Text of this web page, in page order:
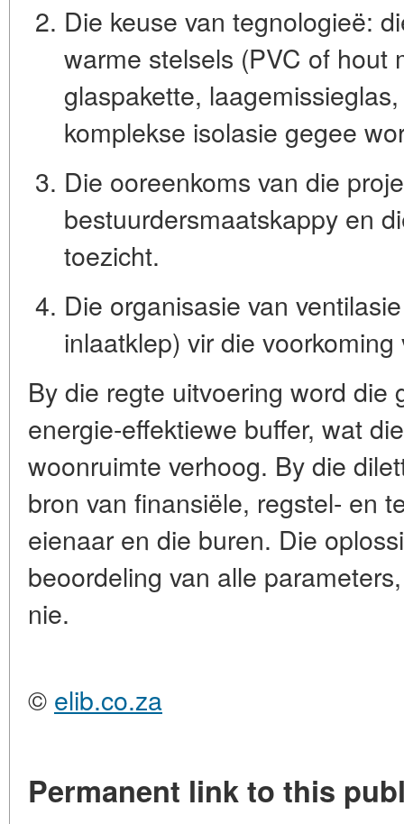
Die keuse van tegnologieë:
warme stelsels (PVC of hout
glaspakette,
komplekse isolasie gegee
Die ooreenkoms van die
bestuurdersmaatskappy en
toezicht.
Die organisasie van
inlaatklep) vir die voorkoming
By die regte uitvoering word die
energie-effektiewe buffer, wat
woonruimte verhoog. By die
bron van finansiële, regstel- en
eienaar en die buren. Die
beoordeling van alle
nie.
© elib.co.za
Permanent link to this